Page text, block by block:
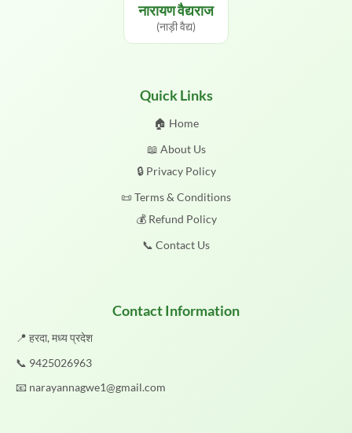
नारायण वैद्यराज
(नाड़ी वैद्य)
Quick Links
🏠 Home
📖 About Us
🔒 Privacy Policy
📜 Terms & Conditions
💰 Refund Policy
📞 Contact Us
Contact Information
📍 हरदा, मध्य प्रदेश
📞 9425026963
📧 narayannagwe1@gmail.com